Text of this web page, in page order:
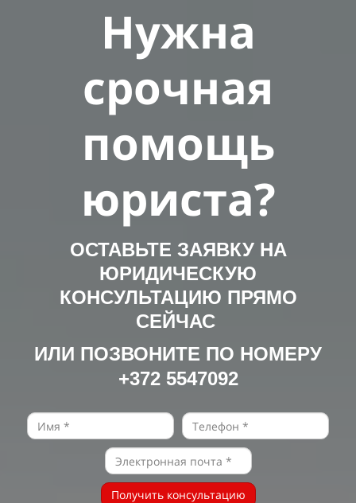
Нужна
срочная
помощь
юриста?
ОСТАВЬТЕ ЗАЯВКУ НА
ЮРИДИЧЕСКУЮ
КОНСУЛЬТАЦИЮ ПРЯМО
СЕЙЧАС
ИЛИ ПОЗВОНИТЕ ПО НОМЕРУ
+372 5547092
Получить консультацию